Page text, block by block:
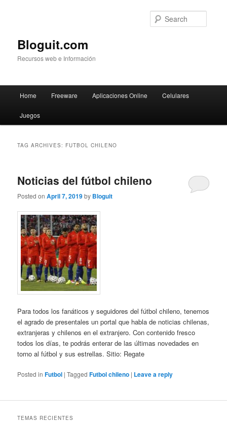
Bloguit.com
Recursos web e Información
Skip
to
Skip
to
Home Freeware Aplicaciones Online Celulares
Juegos
TAG ARCHIVES: FUTBOL CHILENO
Noticias del fútbol chileno
Posted onApril 7, 2019by Bloguit
Para todos los fanáticos y seguidores del fútbol chileno, tenemos
el agrado de presentales un portal que habla de noticias chilenas,
extranjeras y chilenos en el extranjero. Con contenido fresco
todos los días, te podrás enterar de las últimas novedades en
torno al fútbol y sus estrellas. Sitio: Regate
Posted in Futbol |Tagged Futbol chileno | Leave a reply
TEMAS RECIENTES